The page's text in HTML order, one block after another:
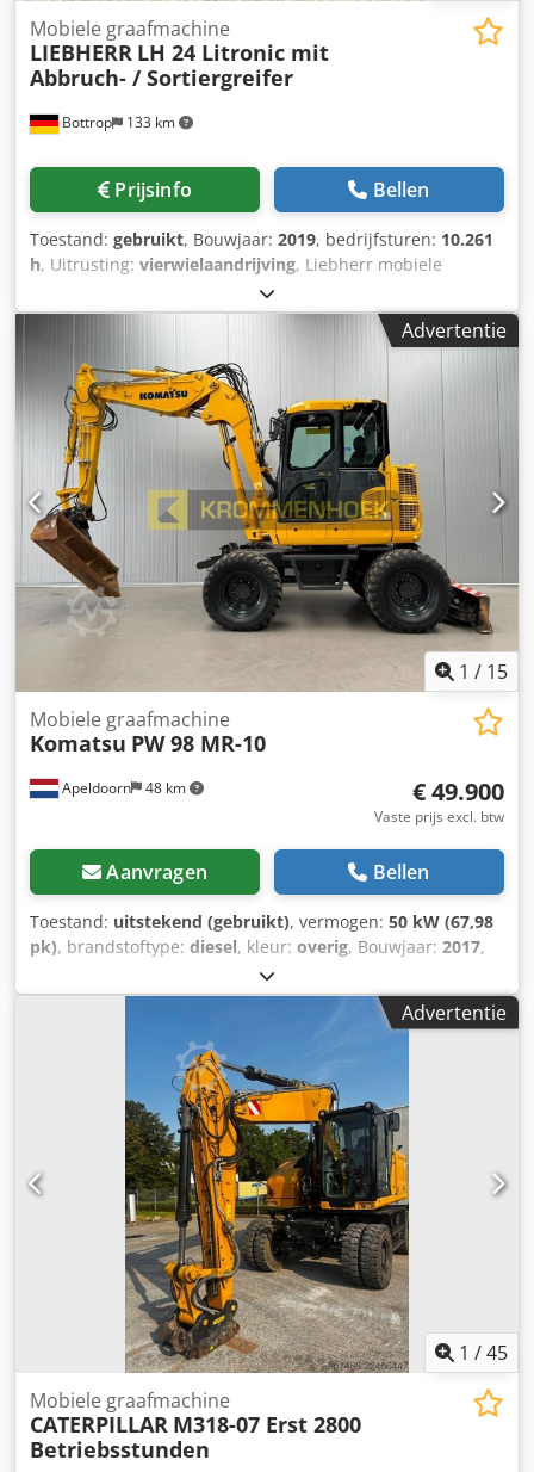
Bottrop 133 km
Mobiele graafmachine
LIEBHERR LH 24 Litronic mit
Abbruch- / Sortiergreifer
Prijsinfo Bellen
Toestand: gebruikt, Bouwjaar: 2019, bedrijfsturen: 10.261
h, Uitrusting: vierwielaandrijving, Liebherr mobiele
graafmachine LH24 Type: LH24 LITRONIC Bouwjaar: 2019
Serienummer: WLHZ1251TZK117267 Draaiuren: 10.261 uur
4-cilinder Liebherr motor, 105 kW 4 hydraulische
steunpoten + Liebherr SG25 sorteergrijper / grijper voor
sloopwerkzaamheden Wij ondersteunen u graag ook op
het gebied van financiering/leasing, in samenwerking met
onze partners. Crsdpfozq Ilaex Apmef Alle specificaties
onder voorbehoud. Fouten en tussenverkoop
voorbehouden.
Advertentie
1 / 15
Apeldoorn 48 km
Mobiele graafmachine
Komatsu PW 98 MR-10
€ 49.900
Vaste prijs excl. btw
Aanvragen Bellen
Toestand: uitstekend (gebruikt), vermogen: 50 kW (67,98
pk), brandstoftype: diesel, kleur: overig, Bouwjaar: 2017,
, Uitrusting:
Technische informatie Aantal cilinders: 4 Aandrijving: Wiel
Motortype: Komatsu SAA4D95LE-6 Leeggewicht: 10.500 kg
Afmetingen (L x B x H): 679 x 245 x 318 cm Functioneel
Mast: Zwenkarm Maximale reikwijdte: 758 cm
Codpfezphazjx Apmerf Snelwisselsysteem: Ja CE-
markering: ja Conditie Technische conditie: zeer goed
Optische conditie: zeer goed = Verdere opties en
accessoires = - Werkverlichting - Ventilator -
Hamer-/sorteerfunctie - Hydraulische snelwisselaar - Radio
- Draaifunctie - Schuifblad = Opmerkingen = Aandrijflijn
Emissieniveau: Stage IIIB / Tier IV interim Algemeen
Productieland: Italië Hydraulische snelwisselaar CW10,
New Alliance 560 enkele luchtbanden, hydraulische
Advertentie
1 /45
Mobiele graafmachine
CATERPILLAR M318-07 Erst 2800
Betriebsstunden